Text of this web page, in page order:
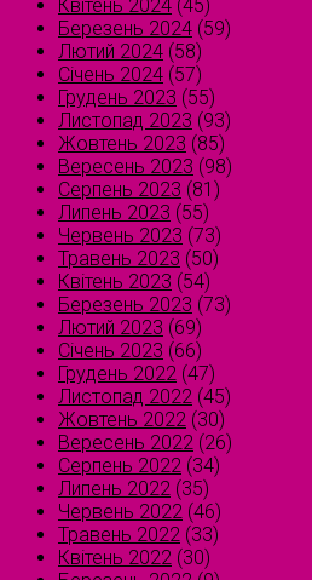
Квітень 2024 (45)
Березень 2024 (59)
Лютий 2024 (58)
Січень 2024 (57)
Грудень 2023 (55)
Листопад 2023 (93)
Жовтень 2023 (85)
Вересень 2023 (98)
Серпень 2023 (81)
Липень 2023 (55)
Червень 2023 (73)
Травень 2023 (50)
Квітень 2023 (54)
Березень 2023 (73)
Лютий 2023 (69)
Січень 2023 (66)
Грудень 2022 (47)
Листопад 2022 (45)
Жовтень 2022 (30)
Вересень 2022 (26)
Серпень 2022 (34)
Липень 2022 (35)
Червень 2022 (46)
Травень 2022 (33)
Квітень 2022 (30)